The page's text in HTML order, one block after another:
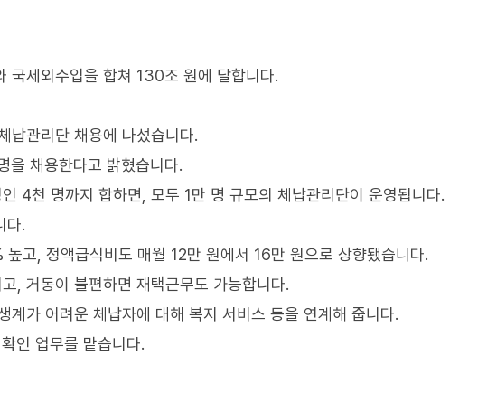
국세외수입을 합쳐 130조 원에 달합니다.
납관리단 채용에 나섰습니다.
을 채용한다고 밝혔습니다.
4천 명까지 합하면, 모두 1만 명 규모의 체납관리단이 운영됩니다.
다.
고, 정액급식비도 매월 12만 원에서 16만 원으로 상향됐습니다.
, 거동이 불편하면 재택근무도 가능합니다.
가 어려운 체납자에 대해 복지 서비스 등을 연계해 줍니다.
인 업무를 맡습니다.